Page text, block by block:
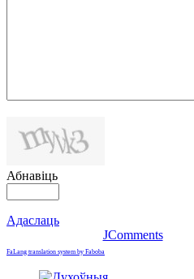
Абнавіць
Адаслаць
JComments
FaLang translation system by Faboba